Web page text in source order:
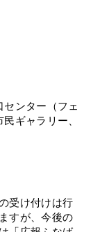
ンター（フェ
ギャラリー、
受け付けは行
すが、今後の